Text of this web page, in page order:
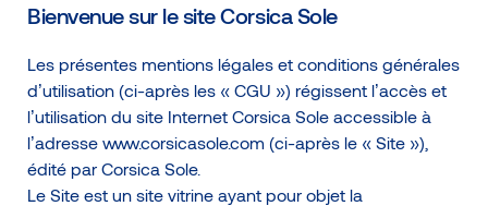
Accueil
Nous contacter
Bienvenue sur le site Corsica Sole
Les présentes mentions légales et conditions générales
d’utilisation (ci-après les « CGU ») régissent l’accès et
l’utilisation du site Internet Corsica Sole accessible à
l’adresse www.corsicasole.com (ci-après le « Site »),
édité par Corsica Sole.
Le Site est un site vitrine ayant pour objet la